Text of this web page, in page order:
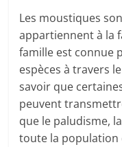
Les moustiques
appartiennent à la
famille est connue
espèces à travers
savoir que
peuvent
que le paludisme,
toute la population